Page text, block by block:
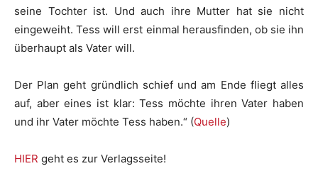
seine Tochter ist. Und auch ihre Mutter hat sie nicht
eingeweiht. Tess will erst einmal herausfinden, ob sie ihn
überhaupt als Vater will.
Der Plan geht gründlich schief und am Ende fliegt alles
auf, aber eines ist klar: Tess möchte ihren Vater haben
und ihr Vater möchte Tess haben.“ (Quelle)
HIER geht es zur Verlagsseite!